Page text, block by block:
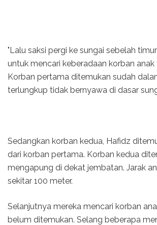
"Lalu saksi pergi ke sungai sebelah
untuk mencari keberadaan korban
Korban pertama ditemukan sudah
terlungkup tidak bernyawa di dasar
Sedangkan korban kedua, Hafidz
dari korban pertama. Korban kedua
mengapung di dekat jembatan. Jarak
sekitar 100 meter.
Selanjutnya mereka mencari korban
belum ditemukan. Selang beberapa